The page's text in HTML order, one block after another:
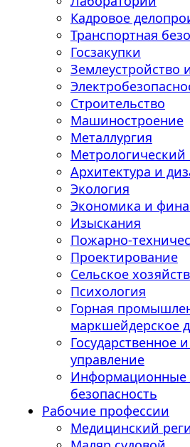
Кадровое
Транспортная
Госзакупки
Землеустройство
Строительство
Машиностроение
Металлургия
Метрологический
Архитектура и
Экология
Экономика и
Изыскания
Пожарно-
Проектирование
Сельское
Психология
Горная
маркшейдерское
Государственное
управление
Информационные
безопасность
Рабочие профессии
Медицинский